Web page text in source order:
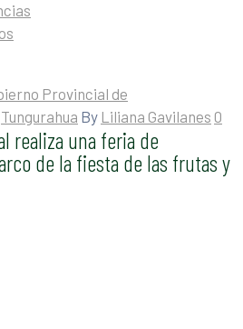
Provincial de
Tungurahua By Liliana Gavilanes 0
realiza una feria de
de la fiesta de las frutas y